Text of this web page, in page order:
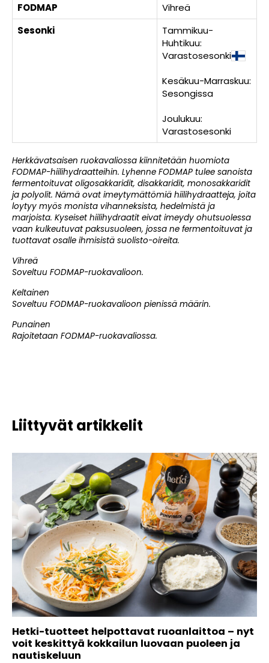
FODMAP
Vihreä
Sesonki
Tammikuu-
Huhtikuu:
Varastosesonki
Kesäkuu-Marraskuu:
Sesongissa
Joulukuu:
Varastosesonki
Herkkävatsaisen ruokavaliossa kiinnitetään huomiota
FODMAP-hiilihydraatteihin. Lyhenne FODMAP tulee sanoista
fermentoituvat oligosakkaridit, disakkaridit, monosakkaridit
ja polyolit. Nämä ovat imeytymättömiä hiilihydraatteja, joita
loytyy myös monista vihanneksista, hedelmistä ja
marjoista. Kyseiset hiilihydraatit eivat imeydy ohutsuolessa
vaan kulkeutuvat paksusuoleen, jossa ne fermentoituvat ja
tuottavat osalle ihmisistä suolisto-oireita.
Vihreä
Soveltuu FODMAP-ruokavalioon.
Keltainen
Soveltuu FODMAP-ruokavalioon pienissä määrin.
Punainen
Rajoitetaan FODMAP-ruokavaliossa.
Liittyvät artikkelit
Hetki-tuotteet helpottavat ruoanlaittoa – nyt
voit keskittyä kokkailun luovaan puoleen ja
nautiskeluun